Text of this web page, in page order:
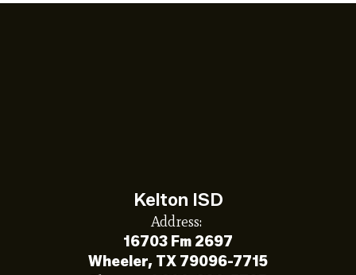
Kelton ISD
Address:
16703 Fm 2697
Wheeler, TX 79096-7715